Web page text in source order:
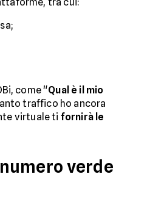
come "Qual è il mio
traffico ho ancora
virtuale ti fornirà le
verde